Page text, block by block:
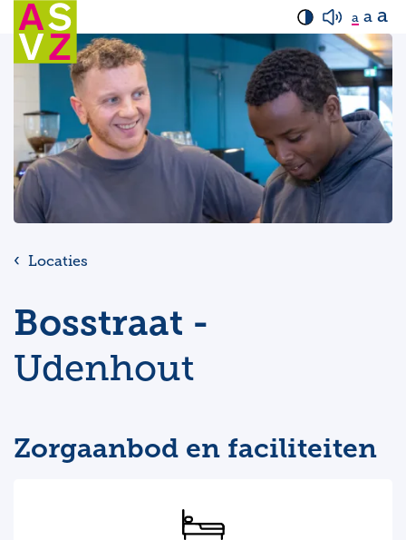
a a a
Locaties
Bosstraat -
Udenhout
Zorgaanbod en faciliteiten